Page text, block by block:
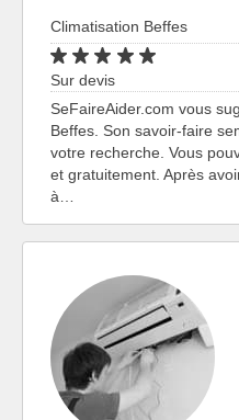
Climatisation Beffes
Sur devis
SeFaireAider.com vous
Beffes. Son savoir-faire
votre recherche. Vous
et gratuitement. Après
à…